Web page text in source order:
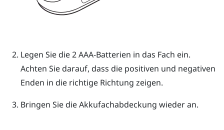
Legen Sie die 2 AAA-Batterien in das Fach ein.
Achten Sie darauf, dass die positiven und negativen
Enden in die richtige Richtung zeigen.
Bringen Sie die Akkufachabdeckung wieder an.